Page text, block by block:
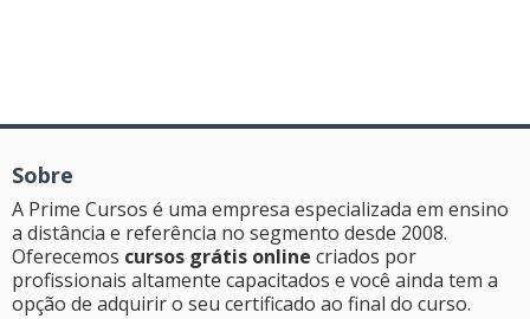
Sobre
A Prime Cursos é uma empresa especializada em ensino
a distância e referência no segmento desde 2008.
Oferecemos cursos grátis online criados por
profissionais altamente capacitados e você ainda tem a
opção de adquirir o seu certificado ao final do curso.